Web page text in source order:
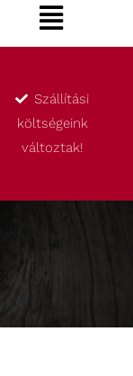
Toggle
Szállítási
költségeink
változtak!